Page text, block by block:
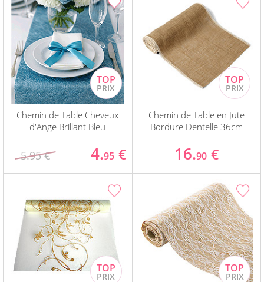
Chemin de Table Cheveux
d'Ange Brillant Bleu
5.95 € 4.95 €
Chemin de Table en Jute
Bordure Dentelle 36cm
16.90 €